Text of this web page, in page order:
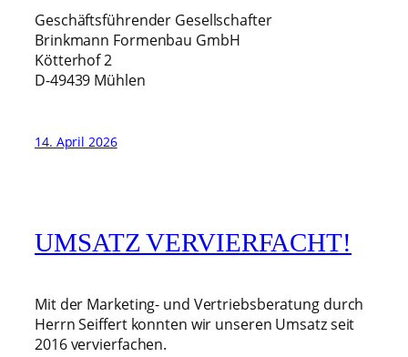
Geschäftsführender Gesellschafter
Brinkmann Formenbau GmbH
Kötterhof 2
D-49439 Mühlen
14. April 2026
UMSATZ VERVIERFACHT!
Mit der Marketing- und Vertriebsberatung durch
Herrn Seiffert konnten wir unseren Umsatz seit
2016 vervierfachen.